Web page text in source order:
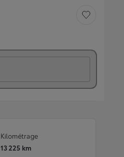
Sauvegarder le
Kilométrage
13 225 km